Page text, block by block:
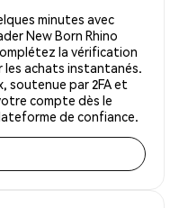
minutes avec
New Born Rhino
la vérification
achats instantanés.
soutenue par 2FA et
compte dès le
de confiance.